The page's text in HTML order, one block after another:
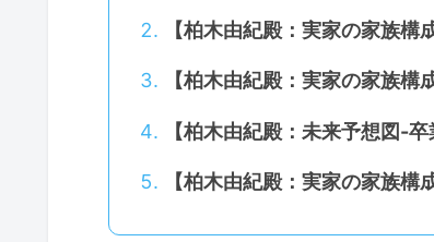
【柏木由紀殿：実家の家族構
【柏木由紀殿：実家の家族構
【柏木由紀殿：未来予想図-卒
【柏木由紀殿：実家の家族構